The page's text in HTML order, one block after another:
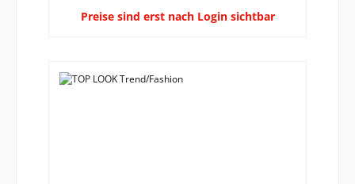
Preise sind erst nach Login sichtbar